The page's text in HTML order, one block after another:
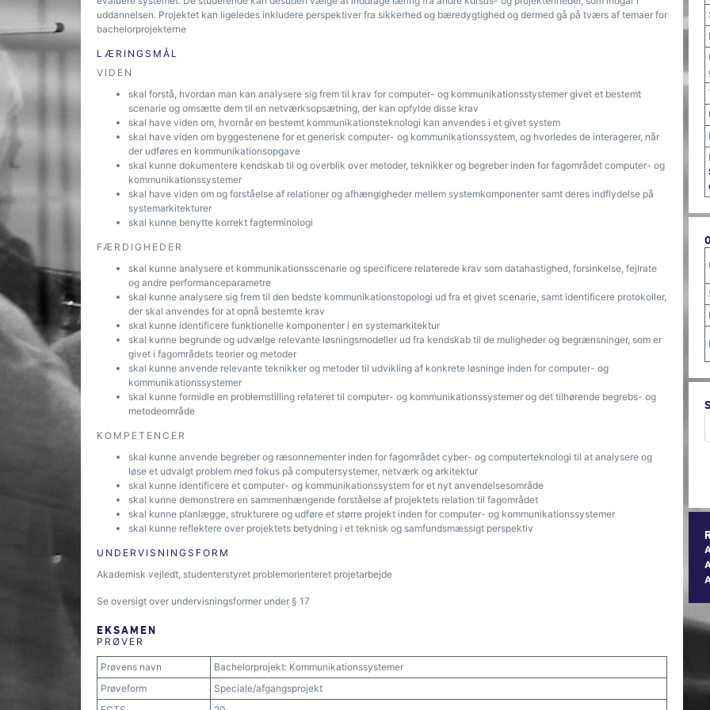
uddannelsen. Projektet kan ligeledes inkludere perspektiver fra sikkerhed og bæredygtighed og dermed gå på tværs af temaer for
bachelorprojekterne
LÆRINGSMÅL
VIDEN
skal forstå, hvordan man kan analysere sig frem til krav for computer- og kommunikationsstystemer givet et bestemt
scenarie og omsætte dem til en netværksopsætning, der kan opfylde disse krav
skal have viden om, hvornår en bestemt kommunikationsteknologi kan anvendes i et givet system
skal have viden om byggestenene for et generisk computer- og kommunikationssystem, og hvorledes de interagerer, når
der udføres en kommunikationsopgave
skal kunne dokumentere kendskab til og overblik over metoder, teknikker og begreber inden for fagområdet computer- og
kommunikationssystemer
skal have viden om og forståelse af relationer og afhængigheder mellem systemkomponenter samt deres indflydelse på
systemarkitekturer
skal kunne benytte korrekt fagterminologi
FÆRDIGHEDER
skal kunne analysere et kommunikationsscenarie og specificere relaterede krav som datahastighed, forsinkelse, fejlrate
og andre performanceparametre
skal kunne analysere sig frem til den bedste kommunikationstopologi ud fra et givet scenarie, samt identificere protokoller,
der skal anvendes for at opnå bestemte krav
skal kunne identificere funktionelle komponenter i en systemarkitektur
skal kunne begrunde og udvælge relevante løsningsmodeller ud fra kendskab til de muligheder og begrænsninger, som er
givet i fagområdets teorier og metoder
skal kunne anvende relevante teknikker og metoder til udvikling af konkrete løsninge inden for computer- og
kommunikationssystemer
skal kunne formidle en problemstilling relateret til computer- og kommunikationssystemer og det tilhørende begrebs- og
metodeområde
KOMPETENCER
skal kunne anvende begreber og ræsonnementer inden for fagområdet cyber- og computerteknologi til at analysere og
løse et udvalgt problem med fokus på computersystemer, netværk og arkitektur
skal kunne identificere et computer- og kommunikationssystem for et nyt anvendelsesområde
skal kunne demonstrere en sammenhængende forståelse af projektets relation til fagområdet
skal kunne planlægge, strukturere og udføre et større projekt inden for computer- og kommunikationssystemer
skal kunne reflektere over projektets betydning i et teknisk og samfundsmæssigt perspektiv
UNDERVISNINGSFORM
Akademisk vejledt, studenterstyret problemorienteret projetarbejde
Se oversigt over undervisningsformer under § 17
EKSAMEN
PRØVER
Prøvens navn
Bachelorprojekt: Kommunikationssystemer
Prøveform
Speciale/afgangsprojekt